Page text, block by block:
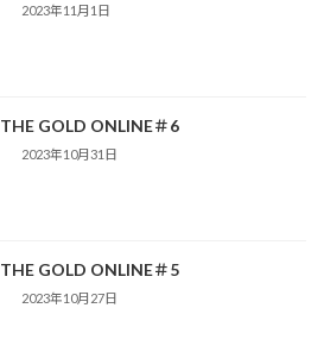
2023年11月1日
THE GOLD ONLINE＃6
2023年10月31日
THE GOLD ONLINE＃5
2023年10月27日